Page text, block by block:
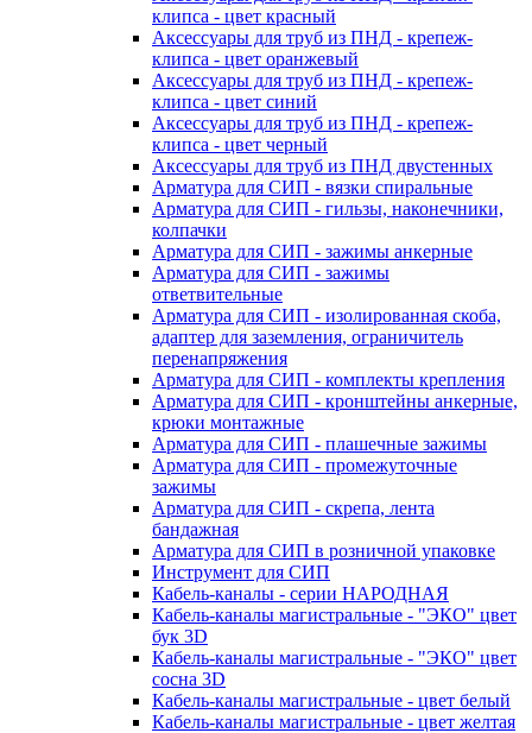
клипса - цвет красный
Аксессуары для труб из ПНД - крепеж-
клипса - цвет оранжевый
Аксессуары для труб из ПНД - крепеж-
клипса - цвет синий
Аксессуары для труб из ПНД - крепеж-
клипса - цвет черный
Аксессуары для труб из ПНД двустенных
Арматура для СИП - вязки спиральные
Арматура для СИП - гильзы, наконечники,
колпачки
Арматура для СИП - зажимы анкерные
Арматура для СИП - зажимы
ответвительные
Арматура для СИП - изолированная скоба,
адаптер для заземления, ограничитель
перенапряжения
Арматура для СИП - комплекты крепления
Арматура для СИП - кронштейны анкерные,
крюки монтажные
Арматура для СИП - плашечные зажимы
Арматура для СИП - промежуточные
зажимы
Арматура для СИП - скрепа, лента
бандажная
Арматура для СИП в розничной упаковке
Инструмент для СИП
Кабель-каналы - серии НАРОДНАЯ
Кабель-каналы магистральные - "ЭКО" цвет
бук 3D
Кабель-каналы магистральные - "ЭКО" цвет
сосна 3D
Кабель-каналы магистральные - цвет белый
Кабель-каналы магистральные - цвет желтая